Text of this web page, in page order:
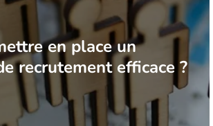
en place un
recrutement efficace ?